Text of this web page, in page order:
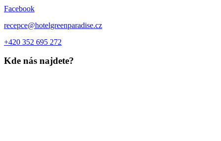
Facebook
recepce@hotelgreenparadise.cz
+420 352 695 272
Kde nás najdete?